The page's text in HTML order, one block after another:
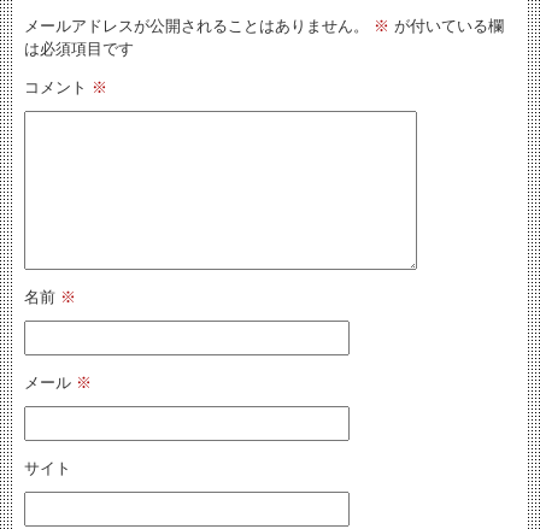
メールアドレスが公開されることはありません。 ※ が付いている欄
は必須項目です
コメント ※
名前 ※
メール ※
サイト